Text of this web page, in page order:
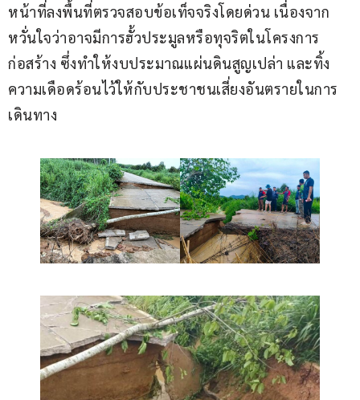
หน้าที่ลงพื้นที่ตรวจสอบข้อเท็จจริงโดยด่วน เนื่องจาก
หวั่นใจว่าอาจมีการฮั้วประมูลหรือทุจริตในโครงการ
ก่อสร้าง ซึ่งทำให้งบประมาณแผ่นดินสูญเปล่า และทิ้ง
ความเดือดร้อนไว้ให้กับประชาชนเสี่ยงอันตรายในการ
เดินทาง